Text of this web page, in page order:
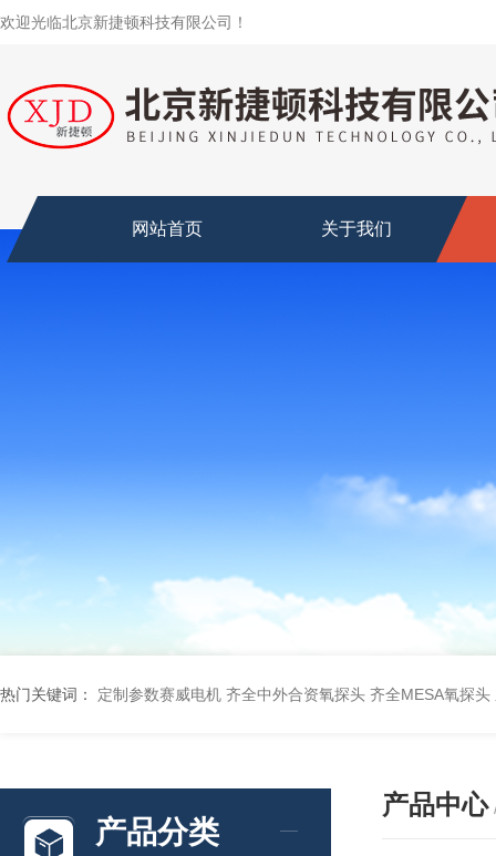
欢迎光临北京新捷顿科技有限公司！
网站首页 关于我们
热门关键词： 定制参数赛威电机 齐全中外合资氧探头 齐全MESA氧探头
产品分类
产品中心